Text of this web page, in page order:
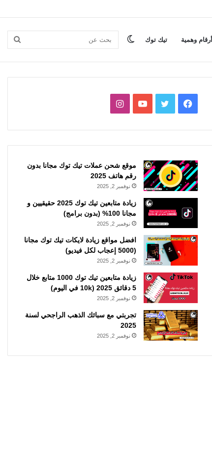
أرقام وهمية تيك توك بحث الوضع
فيسبوكتويتر يوتيوبانستقرام
موقع شحن عملات تيك توك مجانا بدون
رقم هاتف 2025
نوفمبر 2, 2025
زيادة متابعين تيك توك 2025 حقيقيين و
مجانا 100% (بدون برامج)
نوفمبر 2, 2025
افضل مواقع زيادة لايكات تيك توك مجانا
(5000 إعجاب لكل فيديو)
نوفمبر 2, 2025
زيادة متابعين تيك توك 1000 متابع خلال
5 دقائق 2025 (10k في اليوم)
نوفمبر 2, 2025
تجربتي مع سبائك الذهب الراجحي لسنة
2025
نوفمبر 2, 2025